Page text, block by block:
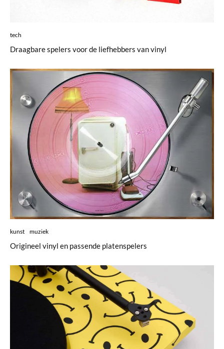
tech
Draagbare spelers voor de liefhebbers van vinyl
kunst muziek
Origineel vinyl en passende platenspelers